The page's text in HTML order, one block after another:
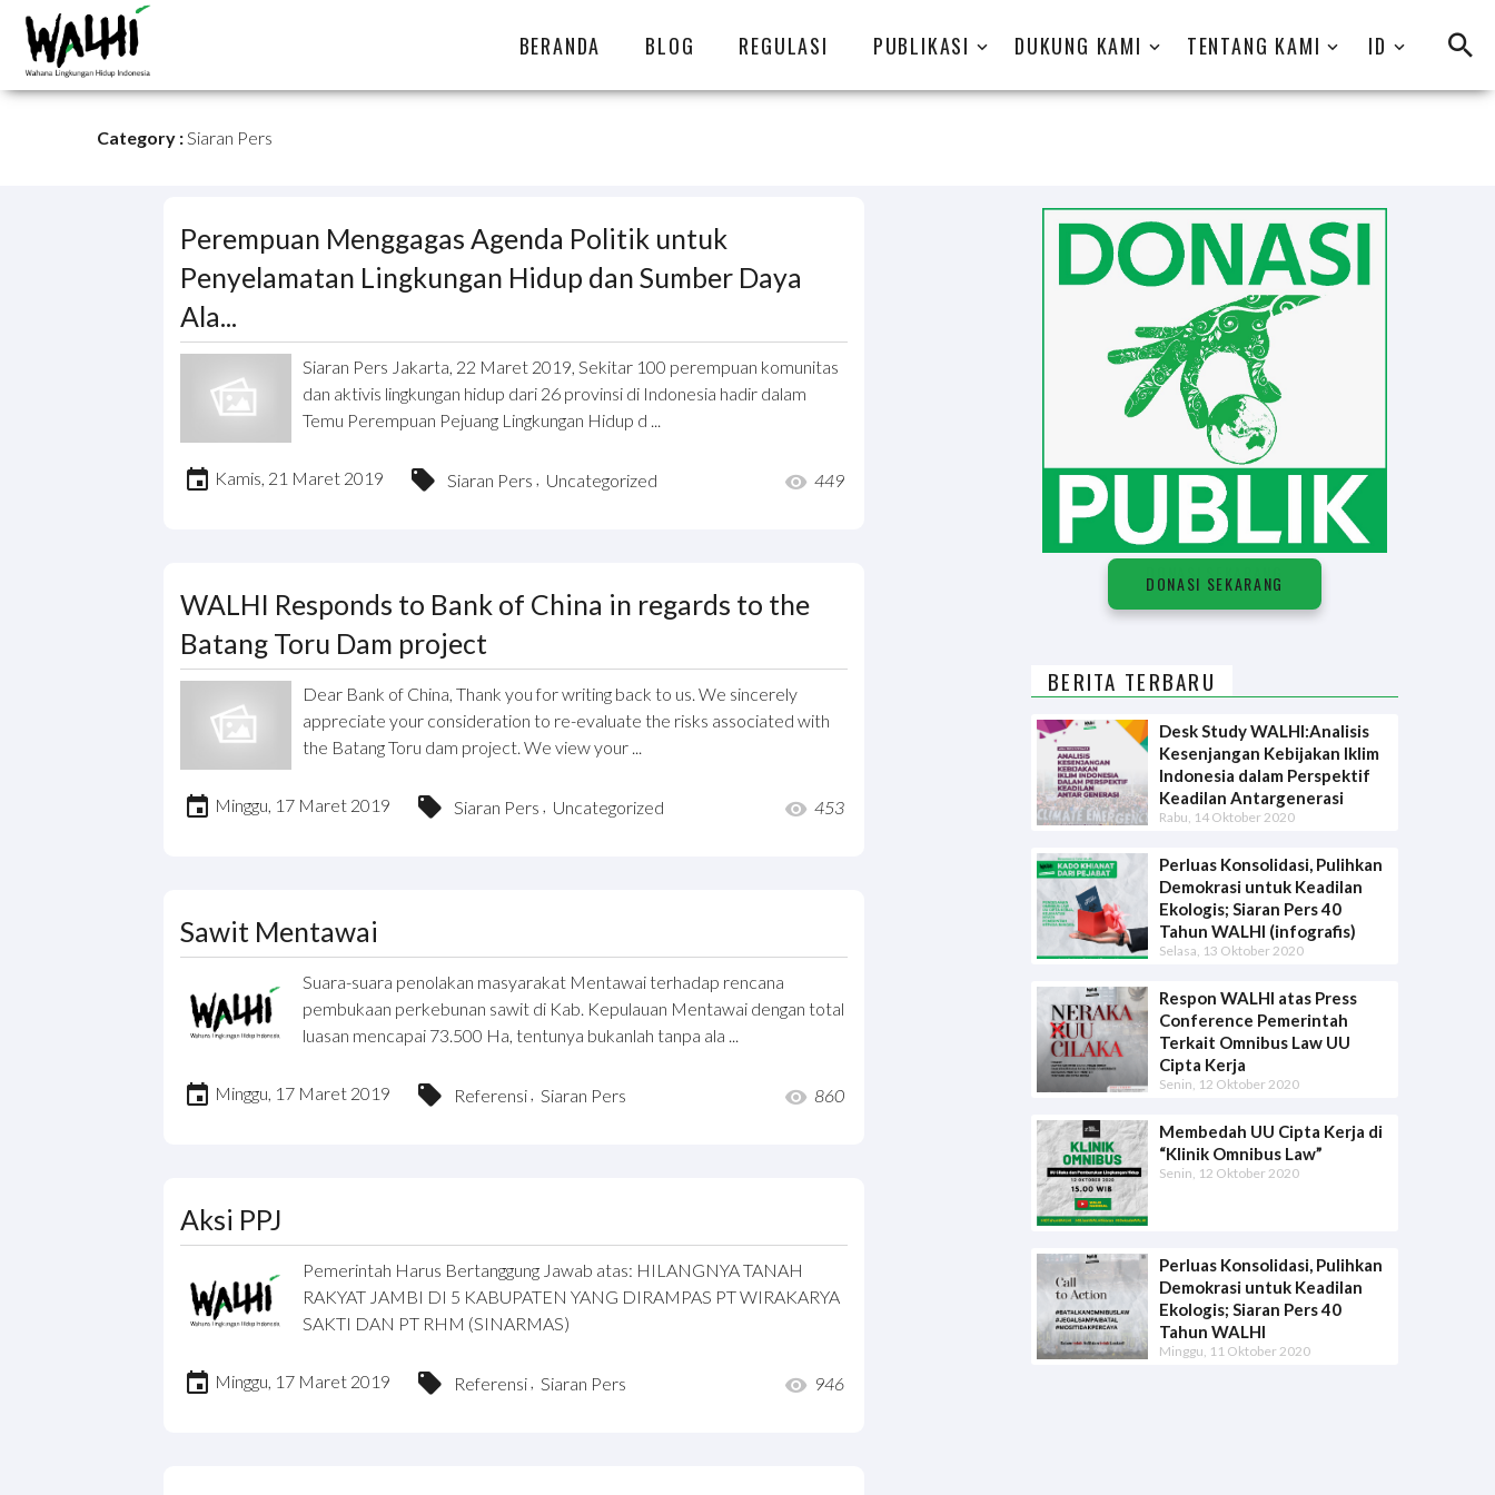
BERANDA BLOG REGULASI PUBLIKASI DUKUNG KAMI TENTANG KAMI ID
Category :Siaran Pers
Perempuan Menggagas Agenda Politik untuk
Penyelamatan Lingkungan Hidup dan Sumber Daya
Ala...
Siaran Pers Jakarta, 22 Maret 2019, Sekitar 100 perempuan komunitas
dan aktivis lingkungan hidup dari 26 provinsi di Indonesia hadir dalam
Temu Perempuan Pejuang Lingkungan Hidup d ...
Kamis, 21 Maret 2019 Siaran Pers , Uncategorized 449
WALHI Responds to Bank of China in regards to the
Batang Toru Dam project
Dear Bank of China, Thank you for writing back to us. We sincerely
appreciate your consideration to re-evaluate the risks associated with
the Batang Toru dam project. We view your ...
Minggu, 17 Maret 2019 Siaran Pers , Uncategorized 453
Sawit Mentawai
Suara-suara penolakan masyarakat Mentawai terhadap rencana
pembukaan perkebunan sawit di Kab. Kepulauan Mentawai dengan total
luasan mencapai 73.500 Ha, tentunya bukanlah tanpa ala ...
Minggu, 17 Maret 2019 Referensi , Siaran Pers 860
Aksi PPJ
Pemerintah Harus Bertanggung Jawab atas: HILANGNYA TANAH
RAKYAT JAMBI DI 5 KABUPATEN YANG DIRAMPAS PT WIRAKARYA
SAKTI DAN PT RHM (SINARMAS)
Minggu, 17 Maret 2019 Referensi , Siaran Pers 946
DONASI SEKARANG
BERITA TERBARU
Desk Study WALHI:Analisis
Kesenjangan Kebijakan Iklim
Indonesia dalam Perspektif
Keadilan Antargenerasi
Rabu, 14 Oktober 2020
Perluas Konsolidasi, Pulihkan
Demokrasi untuk Keadilan
Ekologis; Siaran Pers 40
Tahun WALHI (infografis)
Selasa, 13 Oktober 2020
Respon WALHI atas Press
Conference Pemerintah
Terkait Omnibus Law UU
Cipta Kerja
Senin, 12 Oktober 2020
Membedah UU Cipta Kerja di
“Klinik Omnibus Law”
Senin, 12 Oktober 2020
Perluas Konsolidasi, Pulihkan
Demokrasi untuk Keadilan
Ekologis; Siaran Pers 40
Tahun WALHI
Minggu, 11 Oktober 2020